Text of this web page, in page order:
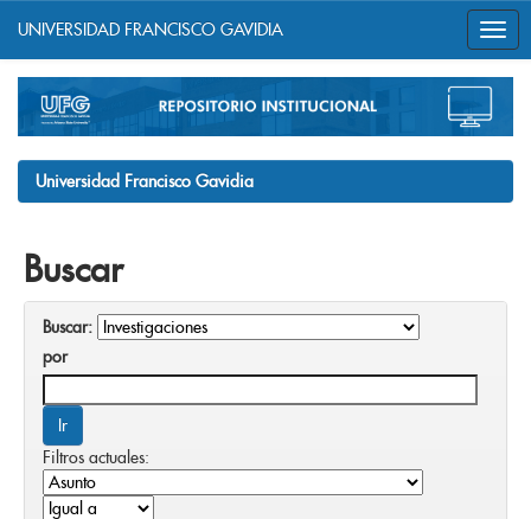
navigation
UNIVERSIDAD FRANCISCO GAVIDIA
Universidad Francisco Gavidia
Buscar
Buscar:
por
Filtros actuales: